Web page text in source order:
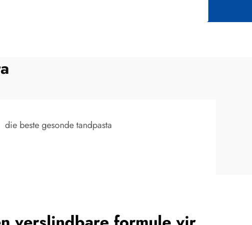
die beste gesonde tandpasta